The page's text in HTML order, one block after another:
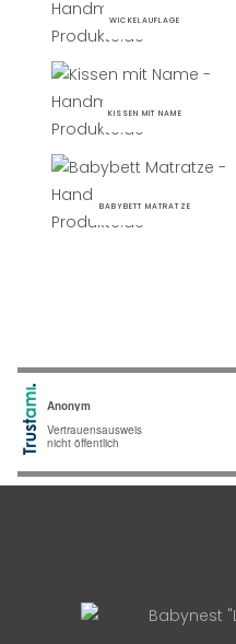
WICKELAUFLAGE
KISSEN MIT NAME
BABYBETT MATRATZE